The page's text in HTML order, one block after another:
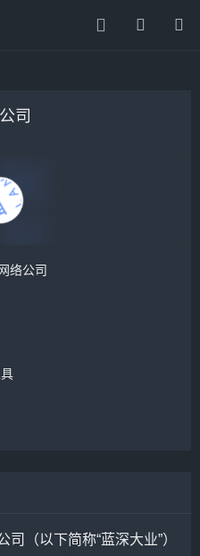
司
络公司
（以下简称“蓝深大业”）